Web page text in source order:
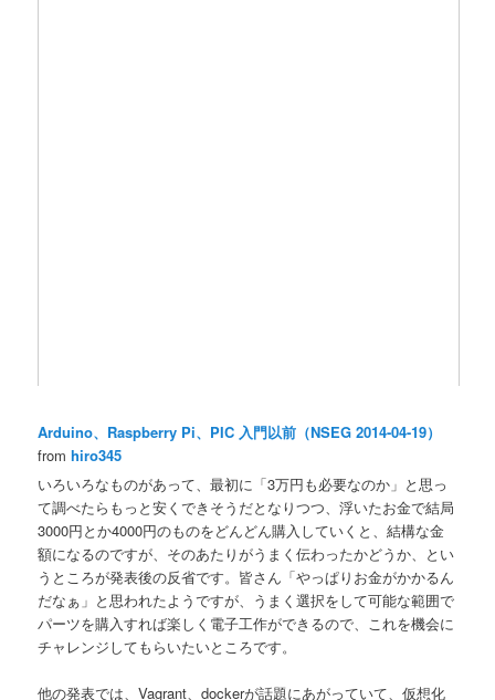
Arduino、Raspberry Pi、PIC 入門以前（NSEG 2014-04-19）
fromhiro345
いろいろなものがあって、最初に「3万円も必要なのか」と思っ
て調べたらもっと安くできそうだとなりつつ、浮いたお金で結局
3000円とか4000円のものをどんどん購入していくと、結構な金
額になるのですが、そのあたりがうまく伝わったかどうか、とい
うところが発表後の反省です。皆さん「やっぱりお金がかかるん
だなぁ」と思われたようですが、うまく選択をして可能な範囲で
パーツを購入すれば楽しく電子工作ができるので、これを機会に
チャレンジしてもらいたいところです。
他の発表では、Vagrant、dockerが話題にあがっていて、仮想化